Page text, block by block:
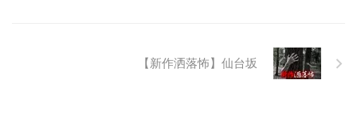
【新作洒落怖】仙台坂